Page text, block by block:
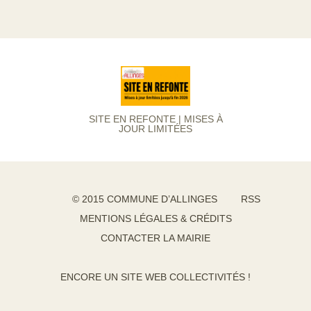
SITE EN REFONTE | MISES À
JOUR LIMITÉES
© 2015 COMMUNE D’ALLINGES
RSS
MENTIONS LÉGALES & CRÉDITS
CONTACTER LA MAIRIE
ENCORE UN SITE WEB COLLECTIVITÉS !